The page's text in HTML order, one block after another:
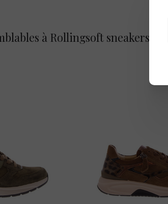
à Rollingsoft sneakers ecru